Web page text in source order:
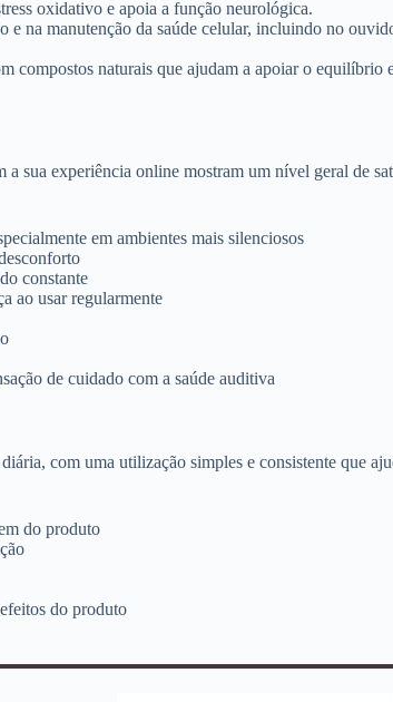
oxidativo e apoia a função neurológica.
e na manutenção da saúde celular, incluindo no
compostos naturais que ajudam a apoiar o equilíbrio
sua experiência online mostram um nível geral de
em ambientes mais silenciosos
constante
ao usar regularmente
de cuidado com a saúde auditiva
com uma utilização simples e consistente que
do produto
do produto